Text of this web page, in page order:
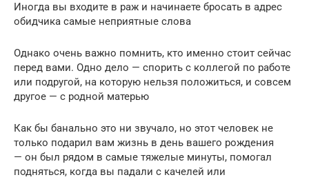
Иногда вы входите в раж и начинаете бросать в адрес
обидчика самые неприятные слова
Однако очень важно помнить, кто именно стоит сейчас
перед вами. Одно дело — спорить с коллегой по работе
или подругой, на которую нельзя положиться, и совсем
другое — с родной матерью
Как бы банально это ни звучало, но этот человек не
только подарил вам жизнь в день вашего рождения
— он был рядом в самые тяжелые минуты, помогал
подняться, когда вы падали с качелей или